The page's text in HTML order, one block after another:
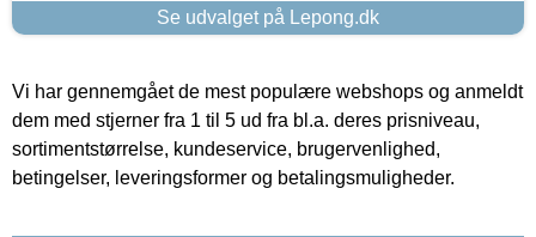
Se udvalget på Lepong.dk
Vi har gennemgået de mest populære webshops og anmeldt
dem med stjerner fra 1 til 5 ud fra bl.a. deres prisniveau,
sortimentstørrelse, kundeservice, brugervenlighed,
betingelser, leveringsformer og betalingsmuligheder.